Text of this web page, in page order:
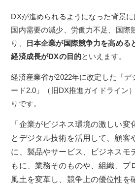
DXが進められるようになった背景
国内需要の減少、労働力不足、国際
り、
日本企業が国際競争力を高める
経済成長がDXの目的といえます。
経済産業省が2022年に改定した「デ
ード2.0」（旧DX推進ガイドライン
りです。
「企業がビジネス環境の激しい変
とデジタル技術を活用して、顧客
に、製品やサービス、ビジネスモ
もに、業務そのものや、組織、プ
風土を変革し、競争上の優位性を